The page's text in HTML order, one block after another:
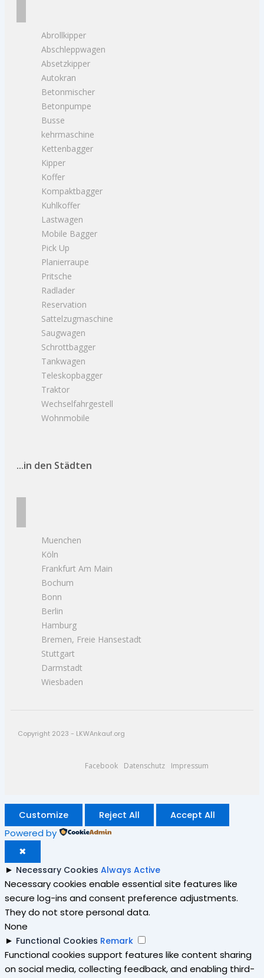
Abrollkipper
Abschleppwagen
Absetzkipper
Autokran
Betonmischer
Betonpumpe
Busse
kehrmaschine
Kettenbagger
Kipper
Koffer
Kompaktbagger
Kuhlkoffer
Lastwagen
Mobile Bagger
Pick Up
Planierraupe
Pritsche
Radlader
Reservation
Sattelzugmaschine
Saugwagen
Schrottbagger
Tankwagen
Teleskopbagger
Traktor
Wechselfahrgestell
Wohnmobile
...in den Städten
Muenchen
Köln
Frankfurt Am Main
Bochum
Bonn
Berlin
Hamburg
Bremen, Freie Hansestadt
Stuttgart
Darmstadt
Wiesbaden
Copyright 2023 - LKWAnkauf.org
Facebook Datenschutz Impressum
Customize Reject All Accept All
Powered by
✖
► Necessary Cookies Always Active
Necessary cookies enable essential site features like
secure log-ins and consent preference adjustments.
They do not store personal data.
None
► Functional Cookies Remark
Functional cookies support features like content sharing
on social media, collecting feedback, and enabling third-